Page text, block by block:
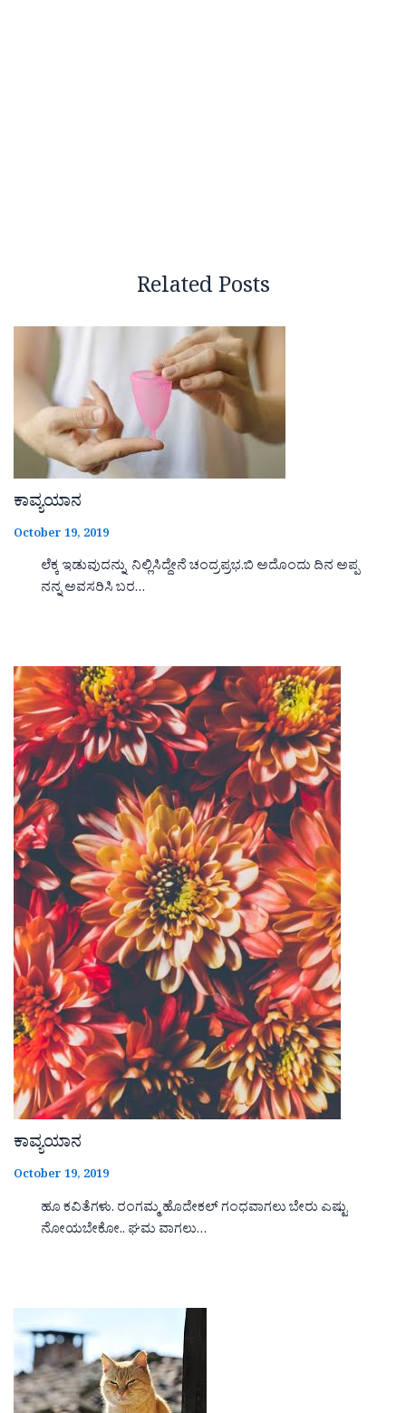
Related Posts
ಕಾವ್ಯಯಾನ
October 19, 2019
ಲೆಕ್ಕ ಇಡುವುದನ್ನು ನಿಲ್ಲಿಸಿದ್ದೇನೆ ಚಂದ್ರಪ್ರಭ.ಬಿ ಅದೊಂದು ದಿನ ಅಪ್ಪ
ನನ್ನ ಅವಸರಿಸಿ ಬರ…
ಕಾವ್ಯಯಾನ
October 19, 2019
ಹೂ ಕವಿತೆಗಳು. ರಂಗಮ್ಮ ಹೊದೇಕಲ್ ಗಂಧವಾಗಲು ಬೇರು ಎಷ್ಟು
ನೋಯಬೇಕೋ.. ಘಮ ವಾಗಲು…